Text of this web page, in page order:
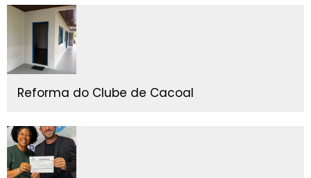
Reforma do Clube de Cacoal